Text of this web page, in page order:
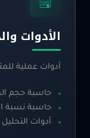
الأدوات
أدوات عملية
حاسبة حجم
حاسبة نسبة
أدوات التحليل